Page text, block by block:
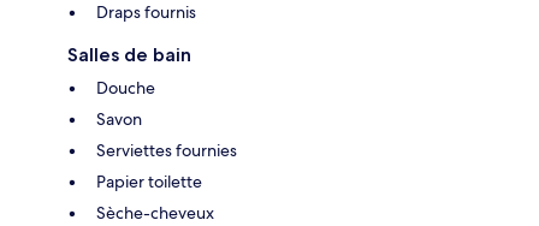
Draps fournis
Salles de bain
Douche
Savon
Serviettes fournies
Papier toilette
Sèche-cheveux